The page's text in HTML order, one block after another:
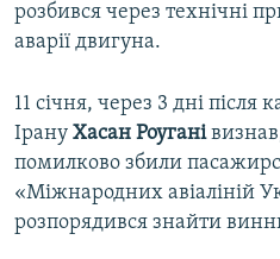
розбився через технічні
аварії двигуна.
11 січня, через 3 дні після
Ірану Хасан Роугані
помилково збили
«Міжнародних авіаліній
розпорядився знайти